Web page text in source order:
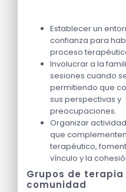
Establecer un
confianza para
proceso
Involucrar a la
sesiones cuando
permitiendo que
sus perspectivas y
preocupaciones.
Organizar
que
terapéutico,
vínculo y la
Grupos de terapia
comunidad